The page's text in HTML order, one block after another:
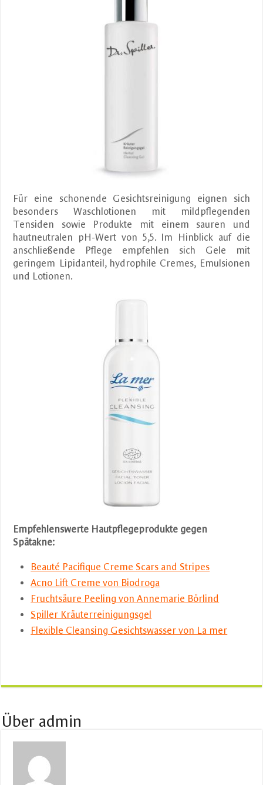
Für eine schonende Gesichtsreinigung eignen sich
besonders Waschlotionen mit mildpflegenden
Tensiden sowie Produkte mit einem sauren und
hautneutralen pH-Wert von 5,5. Im Hinblick auf die
anschließende Pflege empfehlen sich Gele mit
geringem Lipidanteil, hydrophile Cremes, Emulsionen
und Lotionen.
Empfehlenswerte Hautpflegeprodukte gegen
Spätakne:
Beauté Pacifique Creme Scars and Stripes
Acno Lift Creme von Biodroga
Fruchtsäure Peeling von Annemarie Börlind
Spiller Kräuterreinigungsgel
Flexible Cleansing Gesichtswasser von La mer
Über admin